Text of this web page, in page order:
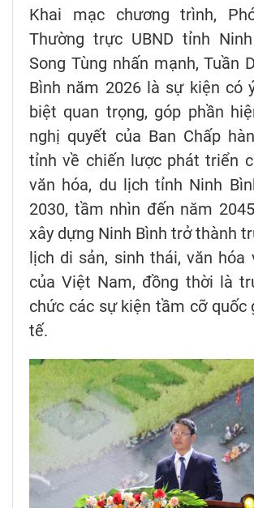
Khai mạc chương trình,
Thường trực UBND tỉnh
Song Tùng nhấn mạnh, Tuần
Bình năm 2026 là sự kiện có
biệt quan trọng, góp phần
nghị quyết của Ban Chấp
tỉnh về chiến lược phát triển
văn hóa, du lịch tỉnh Ninh
2030, tầm nhìn đến năm
xây dựng Ninh Bình trở thành
lịch di sản, sinh thái, văn hóa
của Việt Nam, đồng thời là
chức các sự kiện tầm cỡ quốc
tế.